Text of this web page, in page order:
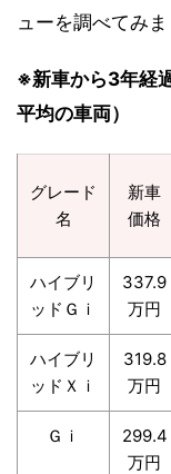
ューを調べてみま
※新車から3年経
平均の車両）
グレード
名
新車
価格
ハイブリ
ッドＧｉ
337.9
万円
ハイブリ
ッドＸｉ
319.8
万円
Ｇｉ
299.4
万円